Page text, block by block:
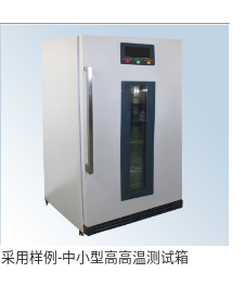
采用样例-中小型高高温测试箱